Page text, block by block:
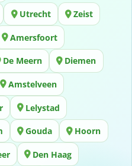
Utrecht Zeist
Amersfoort
De Meern Diemen
Amstelveen
Lelystad
Gouda Hoorn
Den Haag